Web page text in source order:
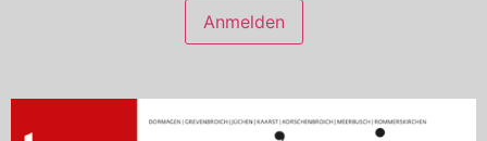
Anmelden